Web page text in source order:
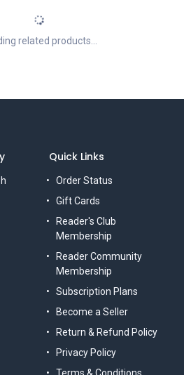
related products...
Quick Links
Order Status
Gift Cards
Reader's Club
Membership
Reader Community
Membership
Subscription Plans
Become a Seller
Return & Refund Policy
Privacy Policy